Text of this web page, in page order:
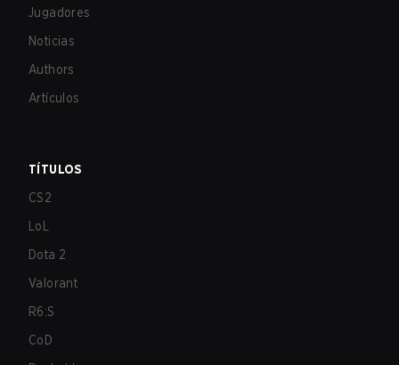
Jugadores
Noticias
Authors
Artículos
TÍTULOS
CS2
LoL
Dota 2
Valorant
R6:S
CoD